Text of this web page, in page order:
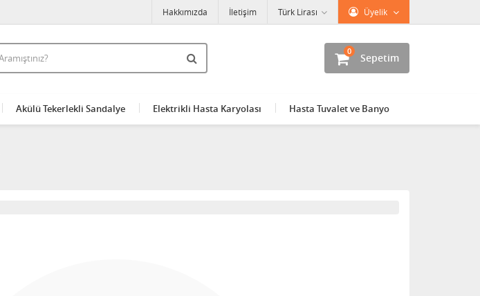
Üyelik
Türk Lirası
Hakkımızda İletişim
Sepetim
0
Akülü Tekerlekli Sandalye Elektrikli Hasta Karyolası Hasta Tuvalet ve Banyo